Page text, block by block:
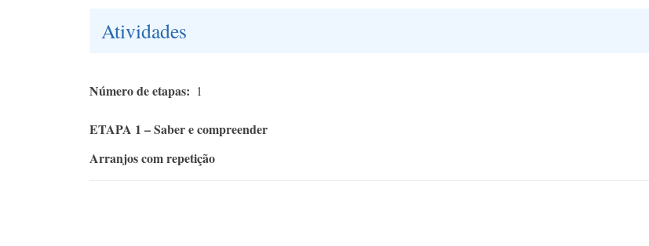
Atividades
Número de etapas 1
ETAPA 1 – Saber e compreender
Arranjos com repetição